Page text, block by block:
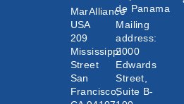
MarAlliance
USA
209
Mississippi
Street
San
Francisco,
de Panama
Mailing
address:
2000
Edwards
Street,
Suite B-